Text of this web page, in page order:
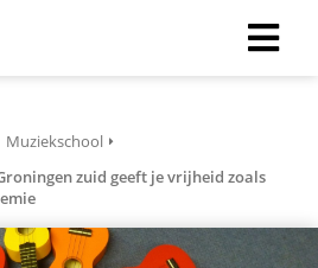
Muziekschool
zuid geeft je vrijheid zoals